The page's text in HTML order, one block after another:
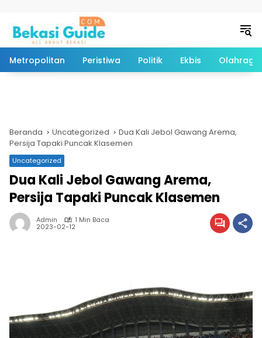
Metropolitan Peristiwa Politik Ekbis Olahraga
Beranda Uncategorized
Dua Kali Jebol Gawang Arema,
Persija Tapaki Puncak Klasemen
Uncategorized
Dua Kali Jebol Gawang Arema,
Persija Tapaki Puncak Klasemen
Admin 1 Min Baca
2023-02-12